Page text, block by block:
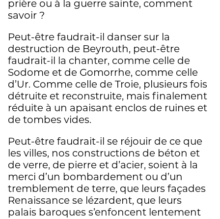
prière ou à la guerre sainte, comment
savoir ?
Peut-être faudrait-il danser sur la
destruction de Beyrouth, peut-être
faudrait-il la chanter, comme celle de
Sodome et de Gomorrhe, comme celle
d’Ur. Comme celle de Troie, plusieurs fois
détruite et reconstruite, mais finalement
réduite à un apaisant enclos de ruines et
de tombes vides.
Peut-être faudrait-il se réjouir de ce que
les villes, nos constructions de béton et
de verre, de pierre et d’acier, soient à la
merci d’un bombardement ou d’un
tremblement de terre, que leurs façades
Renaissance se lézardent, que leurs
palais baroques s’enfoncent lentement